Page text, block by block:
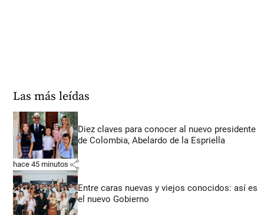
Las más leídas
Diez claves para conocer al nuevo presidente
de Colombia, Abelardo de la Espriella
hace 45 minutos share
Entre caras nuevas y viejos conocidos: así es
el nuevo Gobierno